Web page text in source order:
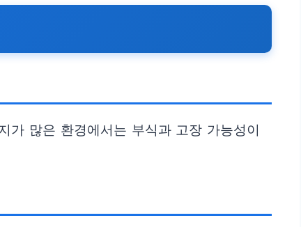
가 많은 환경에서는 부식과 고장 가능성이